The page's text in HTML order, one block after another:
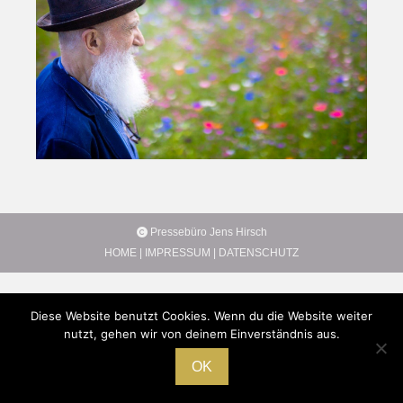
Pressebüro Jens Hirsch
HOME
IMPRESSUM DATENSCHUTZ
Diese Website benutzt Cookies. Wenn du die Website weiter
nutzt, gehen wir von deinem Einverständnis aus.
OK